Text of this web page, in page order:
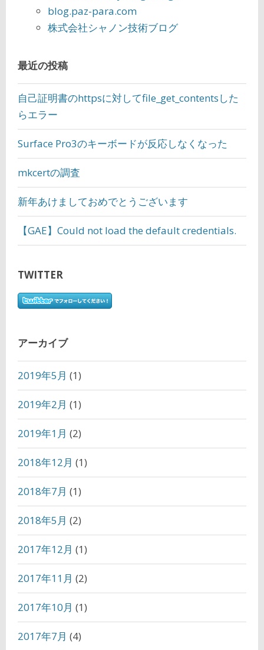
blog.paz-para.com
株式会社シャノン技術ブログ
最近の投稿
自己証明書のhttpsに対してfile_get_contentsした
らエラー
Surface Pro3のキーボードが反応しなくなった
mkcertの調査
新年あけましておめでとうございます
【GAE】Could not load the default credentials.
TWITTER
アーカイブ
2019年5月 (1)
2019年2月 (1)
2019年1月 (2)
2018年12月 (1)
2018年7月 (1)
2018年5月 (2)
2017年12月 (1)
2017年11月 (2)
2017年10月 (1)
2017年7月 (4)